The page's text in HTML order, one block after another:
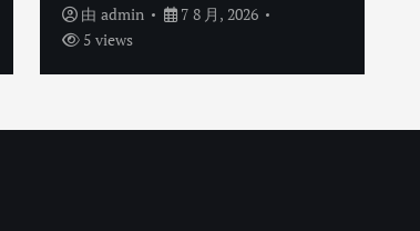
由 admin
7 8 月, 2026
5 views